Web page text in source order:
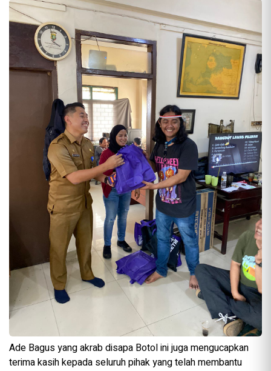
Ade Bagus yang akrab disapa Botol ini juga mengucapkan
terima kasih kepada seluruh pihak yang telah membantu